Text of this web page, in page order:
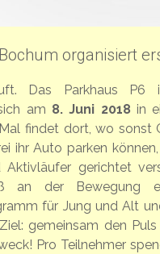
organisiert
Das Parkhaus P6
am 8. Juni 2018 in
findet dort, wo sonst
ihr Auto parken
gerichtet
an der Bewegung
für Jung und Alt
gemeinsam den
Pro Teilnehmer